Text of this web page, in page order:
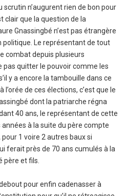
n’augurent rien de bon pour
clair que la question de la
Gnassingbé n’est pas étrangère
politique. Le représentant de tout
combat depuis plusieurs
pas quitter le pouvoir comme les
y a encore la tambouille dans ce
l’orée de ces élections, c’est que le
dont la patriarche régna
40 ans, le représentant de cette
à la suite du père compte
1 voire 2 autres baux si
ferait près de 70 ans cumulés à la
père et fils.
pour enfin cadenasser à